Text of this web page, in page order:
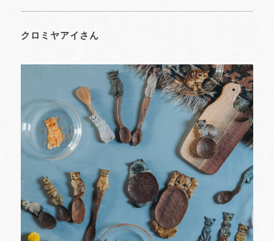
クロミヤアイさん